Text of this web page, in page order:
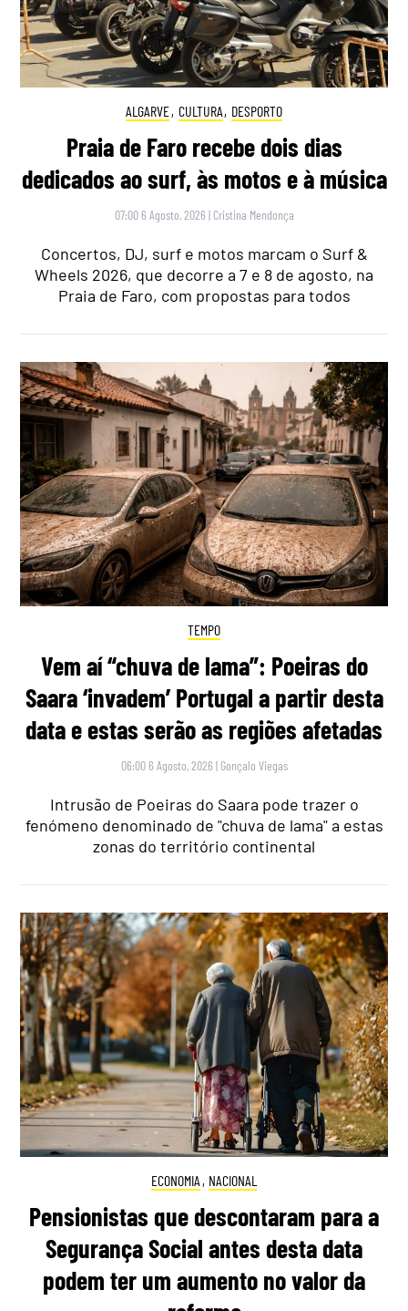
ALGARVE, CULTURA, DESPORTO
Praia de Faro recebe dois dias
dedicados ao surf, às motos e à música
07:00 6 Agosto, 2026 | Cristina Mendonça
Concertos, DJ, surf e motos marcam o Surf &
Wheels 2026, que decorre a 7 e 8 de agosto, na
Praia de Faro, com propostas para todos
TEMPO
Vem aí “chuva de lama”: Poeiras do
Saara ‘invadem’ Portugal a partir desta
data e estas serão as regiões afetadas
06:00 6 Agosto, 2026 | Gonçalo Viegas
Intrusão de Poeiras do Saara pode trazer o
fenómeno denominado de "chuva de lama" a estas
zonas do território continental
ECONOMIA , NACIONAL
Pensionistas que descontaram para a
Segurança Social antes desta data
podem ter um aumento no valor da